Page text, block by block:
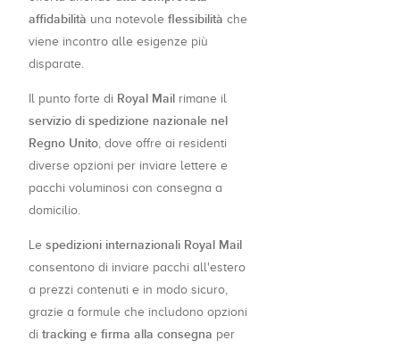
affidabilità una notevole flessibilità che
viene incontro alle esigenze più
disparate.
Il punto forte di Royal Mail rimane il
servizio di spedizione nazionale nel
Regno Unito, dove offre ai residenti
diverse opzioni per inviare lettere e
pacchi voluminosi con consegna a
domicilio.
Le spedizioni internazionali Royal Mail
consentono di inviare pacchi all'estero
a prezzi contenuti e in modo sicuro,
grazie a formule che includono opzioni
di tracking e firma alla consegna per